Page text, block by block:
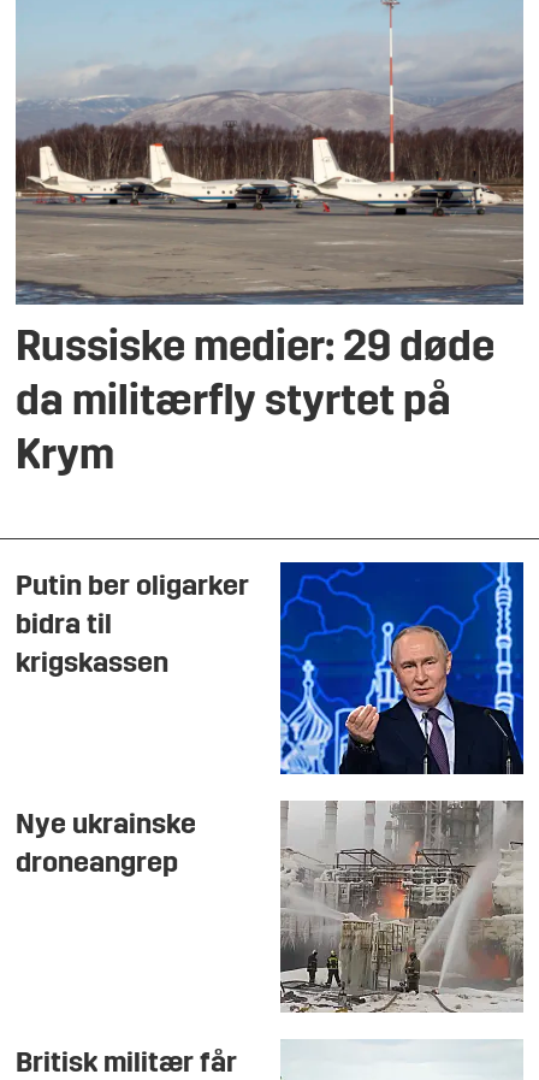
Russiske medier: 29 døde
da militærfly styrtet på
Krym
Putin ber oligarker
bidra til
krigskassen
Nye ukrainske
droneangrep
Britisk militær får